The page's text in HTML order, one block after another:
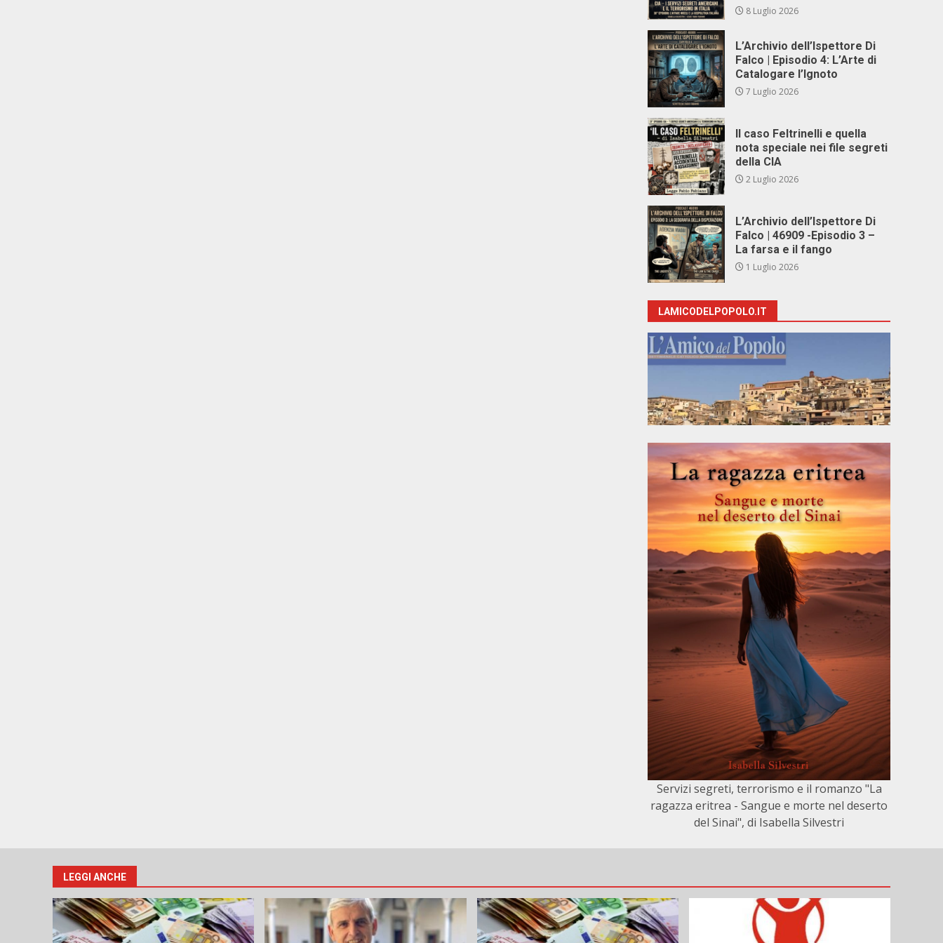
8 Luglio 2026
L’Archivio dell’Ispettore Di
Falco | Episodio 4: L’Arte di
Catalogare l’Ignoto
7 Luglio 2026
Il caso Feltrinelli e quella
nota speciale nei file segreti
della CIA
2 Luglio 2026
L’Archivio dell’Ispettore Di
Falco | 46909 -Episodio 3 –
La farsa e il fango
1 Luglio 2026
LAMICODELPOPOLO.IT
Servizi segreti, terrorismo e il romanzo "La
ragazza eritrea - Sangue e morte nel deserto
del Sinai", di Isabella Silvestri
LEGGI ANCHE